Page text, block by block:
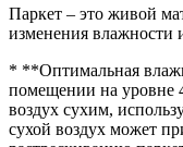
Паркет – это живой
изменения влажности
* **Оптимальная
помещении на уровне
воздух сухим,
сухой воздух может